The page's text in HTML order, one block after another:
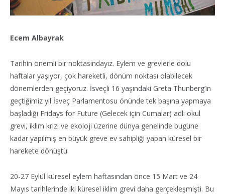
Ecem Albayrak
Tarihin önemli bir noktasındayız. Eylem ve grevlerle dolu
haftalar yaşıyor, çok hareketli, dönüm noktası olabilecek
dönemlerden geçiyoruz. İsveçli 16 yaşındaki Greta Thunberg’in
geçtiğimiz yıl İsveç Parlamentosu önünde tek başına yapmaya
başladığı Fridays for Future (Gelecek için Cumalar) adlı okul
grevi, iklim krizi ve ekoloji üzerine dünya genelinde bugüne
kadar yapılmış en büyük greve ev sahipliği yapan küresel bir
harekete dönüştü.
20-27 Eylül küresel eylem haftasından önce 15 Mart ve 24
Mayıs tarihlerinde iki küresel iklim grevi daha gerçekleşmişti. Bu